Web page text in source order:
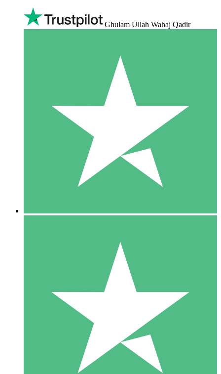
Ghulam Ullah Wahaj Qadir